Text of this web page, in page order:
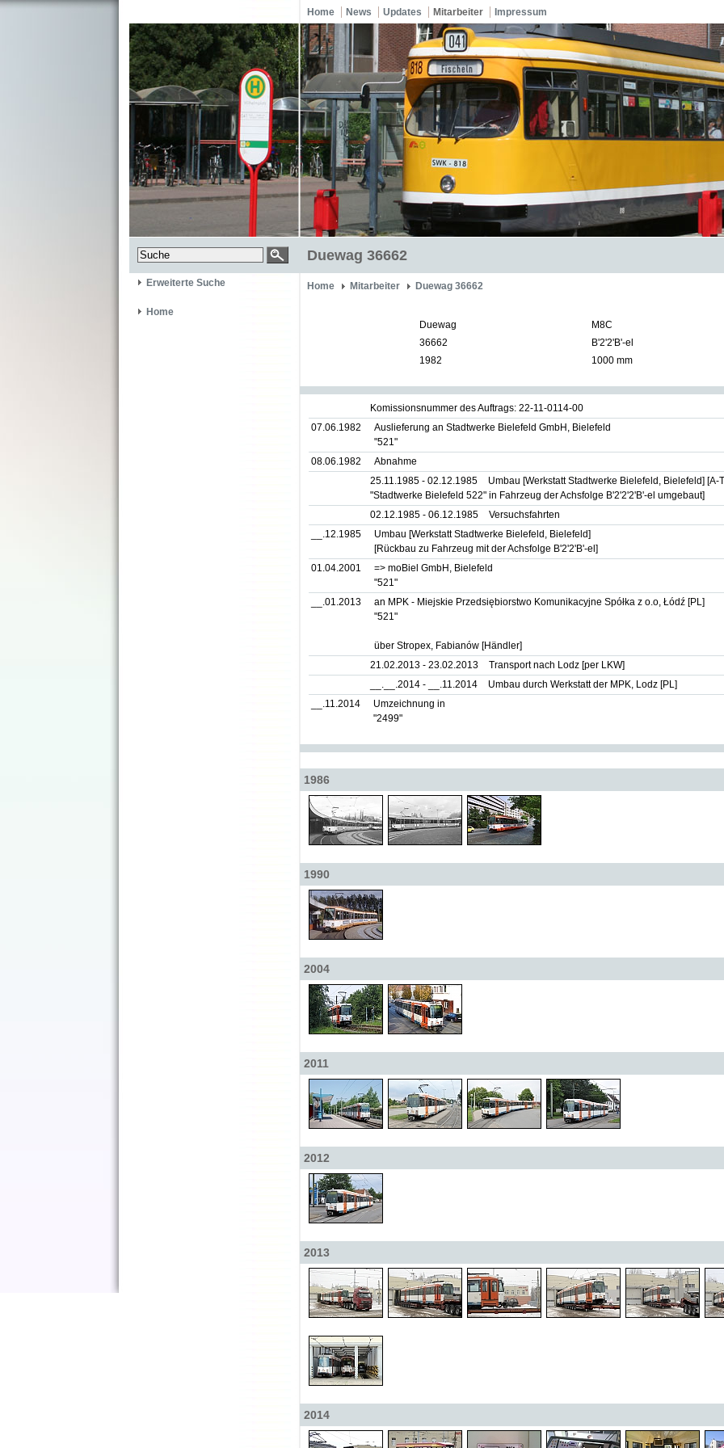
Home News Updates Mitarbeiter Impressum
Duewag 36662
Erweiterte Suche
Home
Home Mitarbeiter Duewag 36662
Duewag
M8C
36662
B'2'2'B'-el
1982
1000 mm
Komissionsnummer des Auftrags: 22-11-0114-00
07.06.1982
Auslieferung an Stadtwerke Bielefeld GmbH, Bielefeld
"521"
08.06.1982
Abnahme
25.11.1985 - 02.12.1985
Umbau [Werkstatt Stadtwerke Bielefeld, Bielefeld] [A-
"Stadtwerke Bielefeld 522" in Fahrzeug der Achsfolge B'2'2'2'B'-el umgebaut]
02.12.1985 - 06.12.1985
Versuchsfahrten
__.12.1985
Umbau [Werkstatt Stadtwerke Bielefeld, Bielefeld]
[Rückbau zu Fahrzeug mit der Achsfolge B'2'2'B'-el]
01.04.2001
=> moBiel GmbH, Bielefeld
"521"
__.01.2013
an MPK - Miejskie Przedsiębiorstwo Komunikacyjne Spółka z o.o, Łódź [PL]
"521"
über Stropex, Fabianów [Händler]
21.02.2013 - 23.02.2013
Transport nach Lodz [per LKW]
__.__.2014 - __.11.2014
Umbau durch Werkstatt der MPK, Lodz [PL]
__.11.2014
Umzeichnung in
"2499"
1986
1990
2004
2011
2012
2013
2014